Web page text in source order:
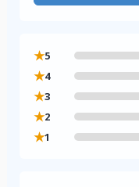
★5
★4
★3
★2
★1